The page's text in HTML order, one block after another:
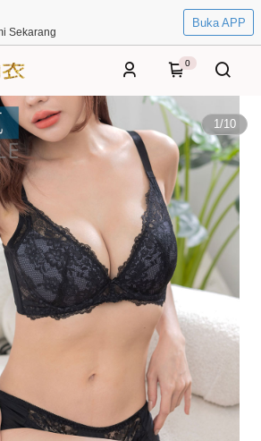
Sekarang
Buka APP
0
1/10